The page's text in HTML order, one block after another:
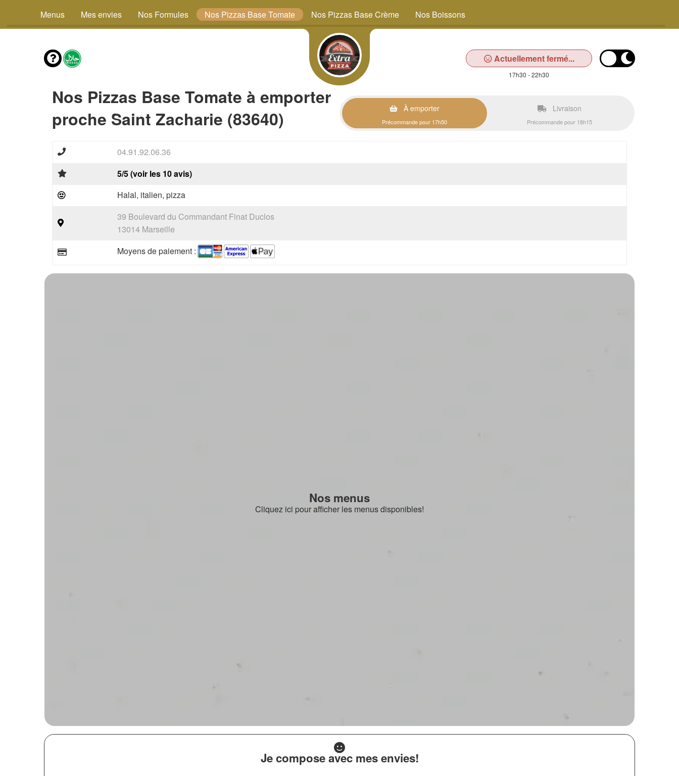
Menus Mes envies Nos Formules Nos Pizzas Base Tomate Nos Pizzas Base Crème Nos Boissons
Actuellement fermé...
17h30 - 22h30
Nos Pizzas Base Tomate à emporter
proche Saint Zacharie (83640)
À emporter
Précommande pour 17h50
Livraison
Précommande pour 18h15
04.91.92.06.36
5/5 (voir les 10 avis)
Halal, italien, pizza
39 Boulevard du Commandant Finat Duclos
13014 Marseille
Moyens de paiement :
Nos menus
Cliquez ici pour afficher les menus disponibles!
Je compose avec mes envies!